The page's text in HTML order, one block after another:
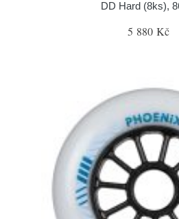
DD Hard (8ks),
5 880 Kč